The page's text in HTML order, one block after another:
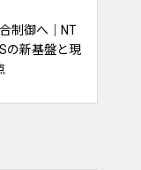
制御へ｜NT
の新基盤と現
”から“デー
リサーチが
い視点